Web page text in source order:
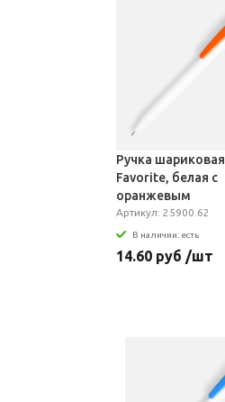
Ручка шариковая
Favorite, белая с
оранжевым
Артикул: 25900.62
В наличии: есть
14.60 руб /шт